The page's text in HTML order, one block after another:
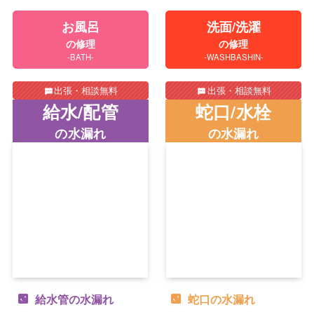
お風呂
の修理
-BATH-
出張・相談無料
洗面/洗濯
の修理
-WASHBASHIN-
出張・相談無料
給水/配管
の水漏れ
給水管の水漏れ
蛇口/水栓
の水漏れ
蛇口の水漏れ